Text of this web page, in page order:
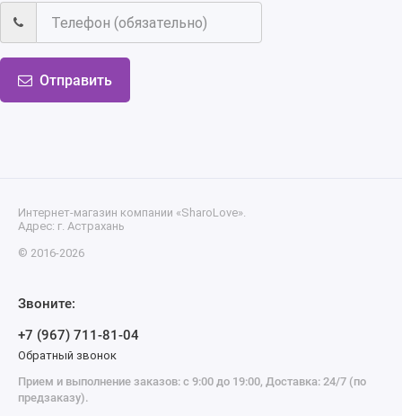
Отправить
Интернет-магазин компании «SharoLove».
Адрес: г. Астрахань
© 2016-2026
Звоните:
+7 (967) 711-81-04
Обратный звонок
Прием и выполнение заказов: с 9:00 до 19:00, Доставка: 24/7 (по
предзаказу).